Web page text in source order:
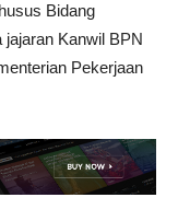
Bidang
Kanwil BPN
Pekerjaan